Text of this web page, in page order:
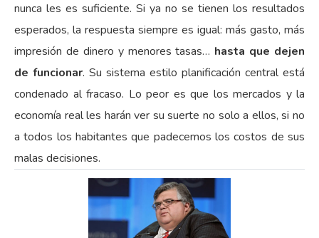
nunca les es suficiente. Si ya no se tienen los resultados
esperados, la respuesta siempre es igual: más gasto, más
impresión de dinero y menores tasas… hasta que dejen
de funcionar. Su sistema estilo planificación central está
condenado al fracaso. Lo peor es que los mercados y la
economía real les harán ver su suerte no solo a ellos, si no
a todos los habitantes que padecemos los costos de sus
malas decisiones.